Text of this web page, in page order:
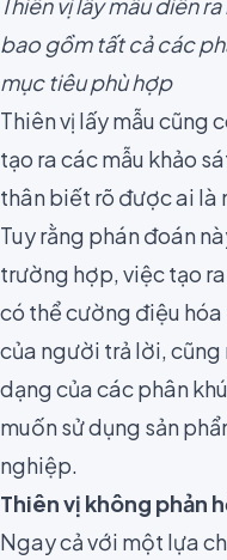
Thiên vị lấy mẫu diễn
bao gồm tất cả các
mục tiêu phù hợp
Thiên vị lấy mẫucũng
tạo ra các mẫu khảo
thân biết rõ được ai là
Tuy rằng phán đoán
trường hợp, việc tạo
có thể cường điệu
của người trả lời,
dạng của các phân
muốn sử dụng sản
nghiệp.
Thiên vị không phản
Ngay cả với một lựa